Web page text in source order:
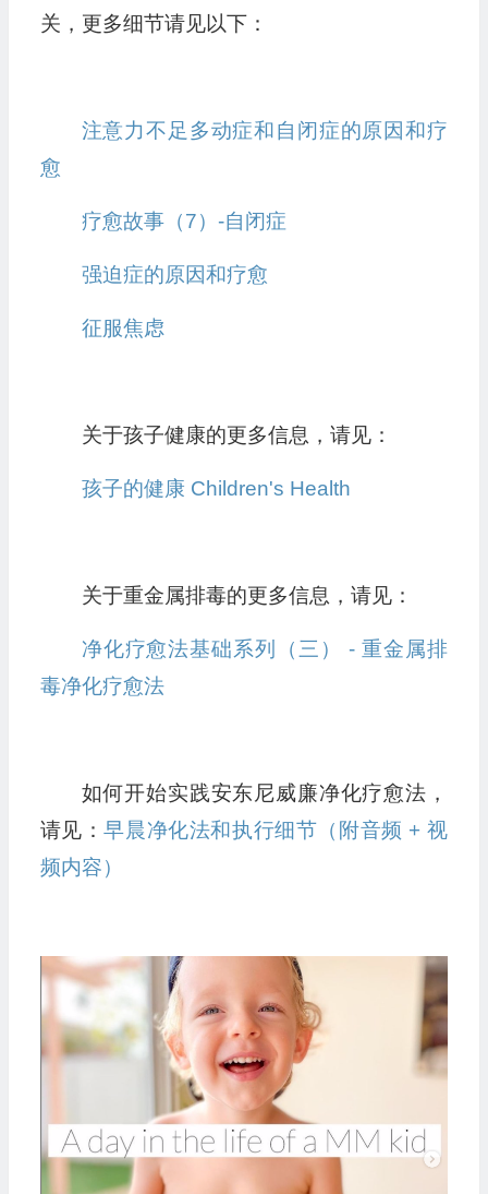
关，更多细节请见以下：
注意力不足多动症和自闭症的原因和疗
愈
疗愈故事（7）-自闭症
强迫症的原因和疗愈
征服焦虑
关于孩子健康的更多信息，请见：
孩子的健康 Children's Health
关于重金属排毒的更多信息，请见：
净化疗愈法基础系列（三） - 重金属排
毒净化疗愈法
如何开始实践安东尼威廉净化疗愈法，
请见：早晨净化法和执行细节（附音频 + 视
频内容）